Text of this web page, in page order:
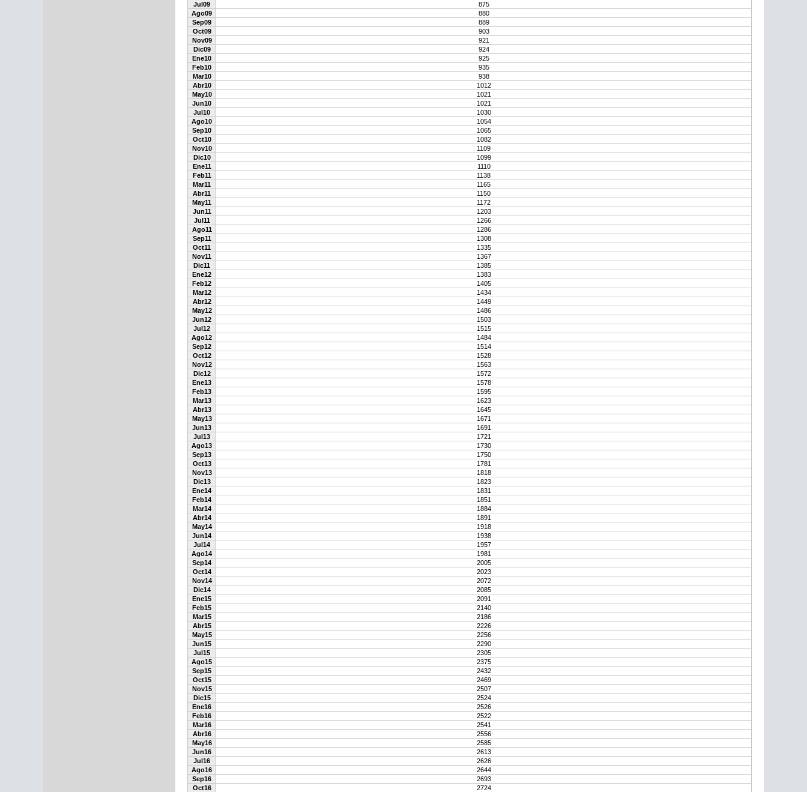
Jul09
875
Ago09
880
Sep09
889
Oct09
903
Nov09
921
Dic09
924
Ene10
925
Feb10
935
Mar10
938
Abr10
1012
May10
1021
Jun10
1021
Jul10
1030
Ago10
1054
Sep10
1065
Oct10
1082
Nov10
1109
Dic10
1099
Ene11
1110
Feb11
1138
Mar11
1165
Abr11
1150
May11
1172
Jun11
1203
Jul11
1266
Ago11
1286
Sep11
1308
Oct11
1335
Nov11
1367
Dic11
1385
Ene12
1383
Feb12
1405
Mar12
1434
Abr12
1449
May12
1486
Jun12
1503
Jul12
1515
Ago12
1484
Sep12
1514
Oct12
1528
Nov12
1563
Dic12
1572
Ene13
1578
Feb13
1595
Mar13
1623
Abr13
1645
May13
1671
Jun13
1691
Jul13
1721
Ago13
1730
Sep13
1750
Oct13
1781
Nov13
1818
Dic13
1823
Ene14
1831
Feb14
1851
Mar14
1884
Abr14
1891
May14
1918
Jun14
1938
Jul14
1957
Ago14
1981
Sep14
2005
Oct14
2023
Nov14
2072
Dic14
2085
Ene15
2091
Feb15
2140
Mar15
2186
Abr15
2226
May15
2256
Jun15
2290
Jul15
2305
Ago15
2375
Sep15
2432
Oct15
2469
Nov15
2507
Dic15
2524
Ene16
2526
Feb16
2522
Mar16
2541
Abr16
2556
May16
2585
Jun16
2613
Jul16
2626
Ago16
2644
Sep16
2693
Oct16
2724